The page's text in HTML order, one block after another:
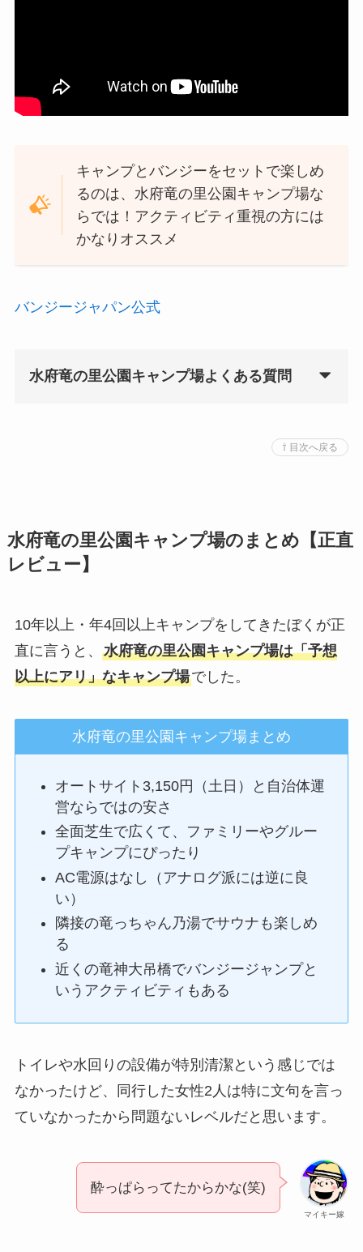
キャンプとバンジーをセットで楽しめ
るのは、水府竜の里公園キャンプ場な
らでは！アクティビティ重視の方には
かなりオススメ
バンジージャパン公式
水府竜の里公園キャンプ場よくある質問
⇧ 目次へ戻る
水府竜の里公園キャンプ場のまとめ【正直
レビュー】
10年以上・年4回以上キャンプをしてきたぼくが正
直に言うと、 水府竜の里公園キャンプ場は「予想
以上にアリ」なキャンプ場でした。
水府竜の里公園キャンプ場まとめ
オートサイト3,150円（土日）と自治体運
営ならではの安さ
全面芝生で広くて、ファミリーやグルー
プキャンプにぴったり
AC電源はなし（アナログ派には逆に良
い）
隣接の竜っちゃん乃湯でサウナも楽しめ
る
近くの竜神大吊橋でバンジージャンプと
いうアクティビティもある
トイレや水回りの設備が特別清潔という感じでは
なかったけど、同行した女性2人は特に文句を言っ
ていなかったから問題ないレベルだと思います。
マイキー嫁
酔っぱらってたからかな(笑)